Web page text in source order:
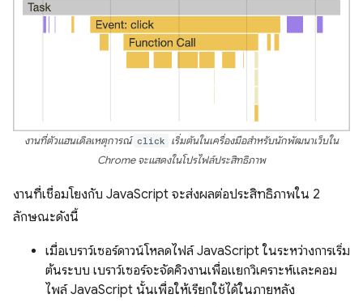
งานที่ตัวแฮนเดิลเหตุการณ์ click เริ่มต้นในเครื่องมือสำหรับนักพัฒนาเว็บใน
Chrome จะแสดงในโปรไฟล์ประสิทธิภาพ
งานที่เชื่อมโยงกับ JavaScript จะส่งผลต่อประสิทธิภาพใน 2
ลักษณะดังนี้
เมื่อเบราว์เซอร์ดาวน์โหลดไฟล์ JavaScript ในระหว่างการเริ่ม
ต้นระบบ เบราว์เซอร์จะจัดคิวงานเพื่อแยกวิเคราะห์และคอม
ไพล์ JavaScript นั้นเพื่อให้เรียกใช้ได้ในภายหลัง